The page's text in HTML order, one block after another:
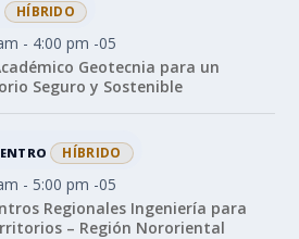
HÍBRIDO
- 4:00 pm -05
Geotecnia para un
Seguro y Sostenible
HÍBRIDO
- 5:00 pm -05
Regionales Ingeniería para
– Región Nororiental